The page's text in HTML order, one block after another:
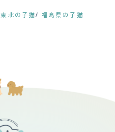
東北の子猫
福島県の子猫